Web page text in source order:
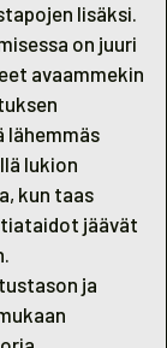
lisäksi.
on juuri
avaammekin
lähemmäs
lukion
kun taas
jäävät
ja